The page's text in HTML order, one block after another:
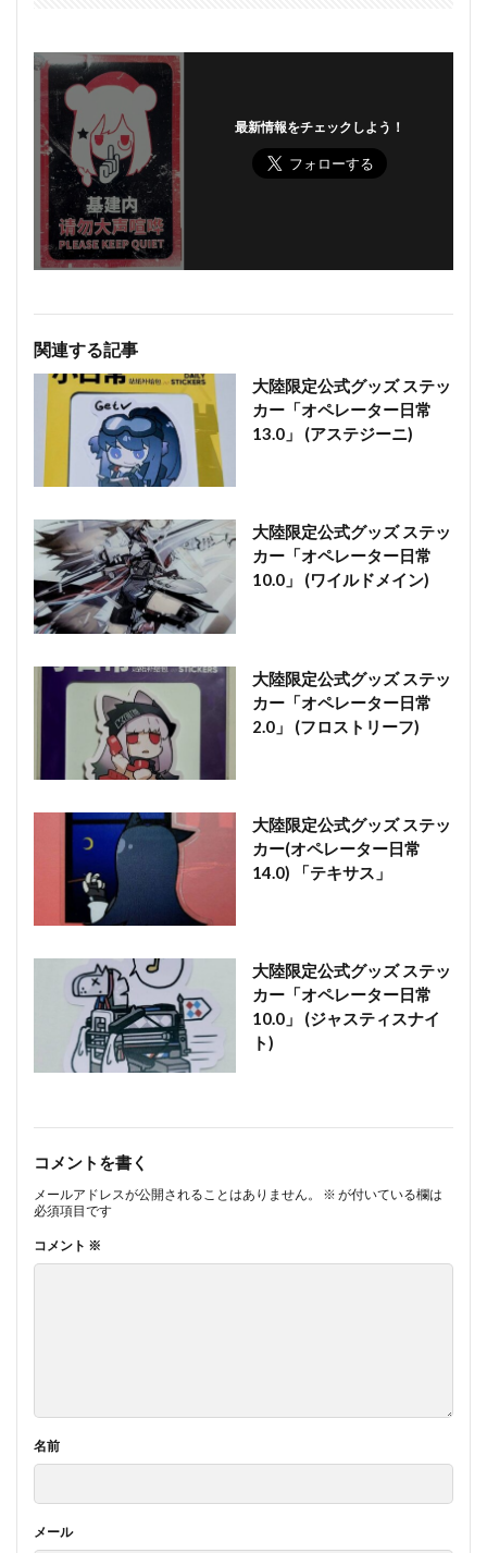
最新情報をチェックしよう！
関連する記事
大陸限定公式グッズ ステッ
カー「オペレーター日常
13.0」 (アステジーニ)
大陸限定公式グッズ ステッ
カー「オペレーター日常
10.0」 (ワイルドメイン)
大陸限定公式グッズ ステッ
カー「オペレーター日常
2.0」 (フロストリーフ)
大陸限定公式グッズ ステッ
カー(オペレーター日常
14.0) 「テキサス」
大陸限定公式グッズ ステッ
カー「オペレーター日常
10.0」 (ジャスティスナイ
ト)
コメントを書く
メールアドレスが公開されることはありません。 ※ が付いている欄は
必須項目です
コメント ※
名前
メール